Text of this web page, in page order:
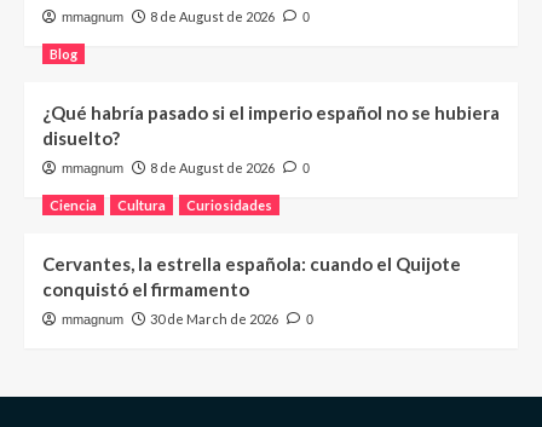
mmagnum 8 de August de 2026 0
Blog
¿Qué habría pasado si el imperio español no se hubiera
disuelto?
mmagnum 8 de August de 2026 0
Ciencia Cultura Curiosidades
Cervantes, la estrella española: cuando el Quijote
conquistó el firmamento
mmagnum 30 de March de 2026 0